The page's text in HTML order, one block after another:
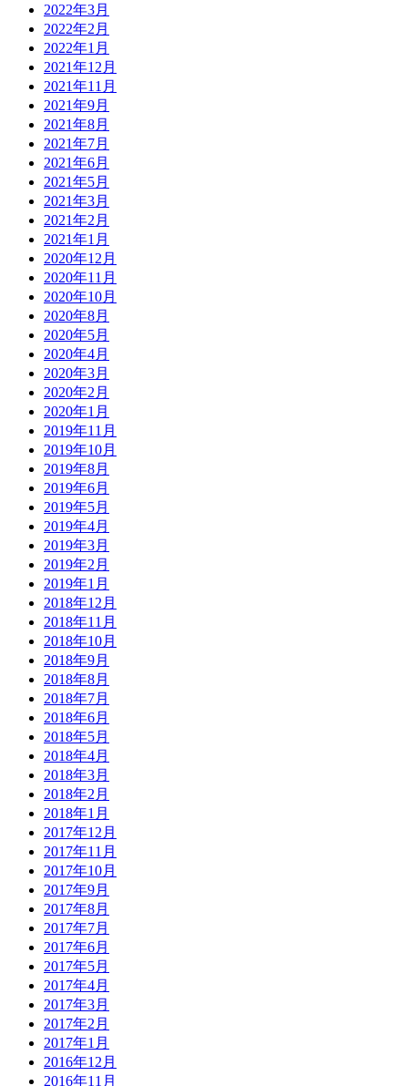
2022年3月
2022年2月
2022年1月
2021年12月
2021年11月
2021年9月
2021年8月
2021年7月
2021年6月
2021年5月
2021年3月
2021年2月
2021年1月
2020年12月
2020年11月
2020年10月
2020年8月
2020年5月
2020年4月
2020年3月
2020年2月
2020年1月
2019年11月
2019年10月
2019年8月
2019年6月
2019年5月
2019年4月
2019年3月
2019年2月
2019年1月
2018年12月
2018年11月
2018年10月
2018年9月
2018年8月
2018年7月
2018年6月
2018年5月
2018年4月
2018年3月
2018年2月
2018年1月
2017年12月
2017年11月
2017年10月
2017年9月
2017年8月
2017年7月
2017年6月
2017年5月
2017年4月
2017年3月
2017年2月
2017年1月
2016年12月
2016年11月